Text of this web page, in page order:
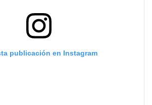
publicación en Instagram